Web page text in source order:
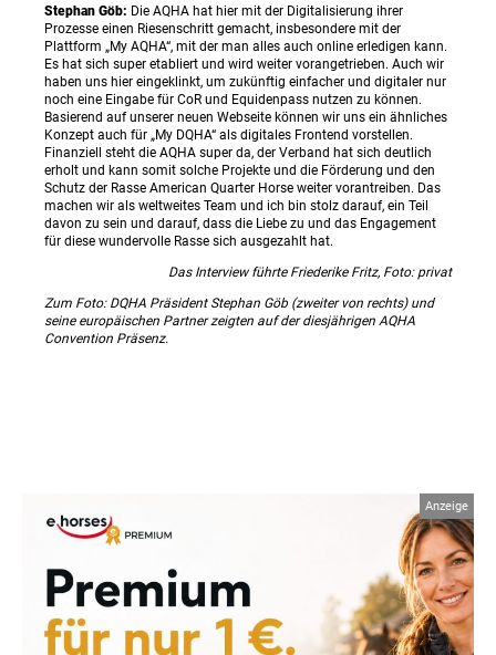
Stephan Göb: Die AQHA hat hier mit der Digitalisierung ihrer
Prozesse einen Riesenschritt gemacht, insbesondere mit der
Plattform „My AQHA“, mit der man alles auch online erledigen kann.
Es hat sich super etabliert und wird weiter vorangetrieben. Auch wir
haben uns hier eingeklinkt, um zukünftig einfacher und digitaler nur
noch eine Eingabe für CoR und Equidenpass nutzen zu können.
Basierend auf unserer neuen Webseite können wir uns ein ähnliches
Konzept auch für „My DQHA“ als digitales Frontend vorstellen.
Finanziell steht die AQHA super da, der Verband hat sich deutlich
erholt und kann somit solche Projekte und die Förderung und den
Schutz der Rasse American Quarter Horse weiter vorantreiben. Das
machen wir als weltweites Team und ich bin stolz darauf, ein Teil
davon zu sein und darauf, dass die Liebe zu und das Engagement
für diese wundervolle Rasse sich ausgezahlt hat.
Das Interview führte Friederike Fritz, Foto: privat
Zum Foto: DQHA Präsident Stephan Göb (zweiter von rechts) und
seine europäischen Partner zeigten auf der diesjährigen AQHA
Convention Präsenz.